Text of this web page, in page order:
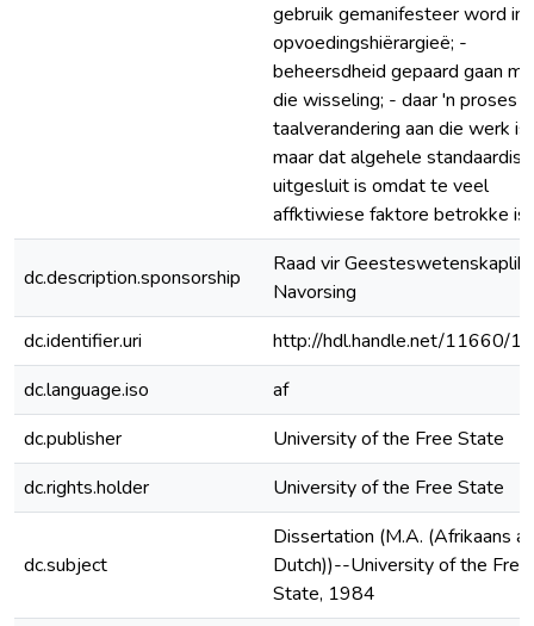
gebruik gemanifesteer word in
opvoedingshiërargieë; -
beheersdheid gepaard gaan
die wisseling; - daar 'n proses
taalverandering aan die werk is,
maar dat algehele
uitgesluit is omdat te veel
affktiwiese faktore betrokke is.
dc.description.sponsorship
Raad vir
Navorsing
dc.identifier.uri
http://hdl.handle.net/11660/
dc.language.iso
af
dc.publisher
University of the Free State
dc.rights.holder
University of the Free State
dc.subject
Dissertation (M.A. (Afrikaans
Dutch))--University of the Free
State, 1984